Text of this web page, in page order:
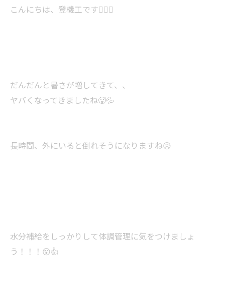
こんにちは、登機工です👷‍♂️✨
だんだんと暑さが増してきて、、
ヤバくなってきましたね🥵💦
長時間、外にいると倒れそうになりますね😥
水分補給をしっかりして体調管理に気をつけましょ
う！！！😵👍